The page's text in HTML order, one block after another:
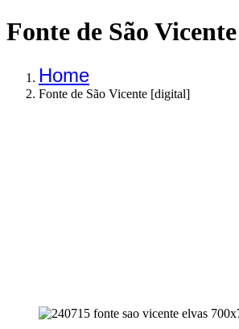
Fonte de São
Home
Fonte de São Vicente [digital]